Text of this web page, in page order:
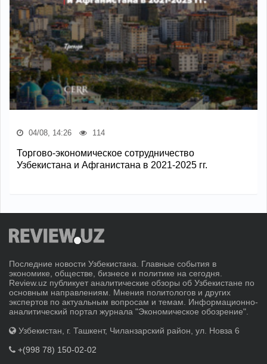
04/08, 14:26 114
Торгово-экономическое сотрудничество
Узбекистана и Афганистана в 2021-2025 гг.
Последние новости Узбекистана. Главные события в
экономике, обществе, бизнесе и политике на сегодня.
Review.uz публикует аналитические обзоры об Узбекистане по
основным направлениям. Мнения политологов и других
экспертов по актуальным вопросам и темам. Информационно-
аналитический портал журнала "Экономическое обозрение".
Узбекистан, г. Ташкент, Чиланзарский район, ул. Новза 6
+(998 78) 150-02-02